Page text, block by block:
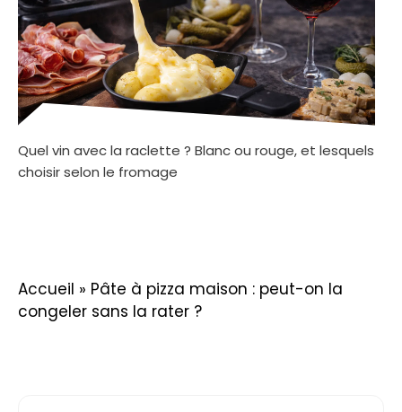
Quel vin avec la raclette ? Blanc ou rouge, et lesquels
choisir selon le fromage
Accueil » Pâte à pizza maison : peut-on la
congeler sans la rater ?